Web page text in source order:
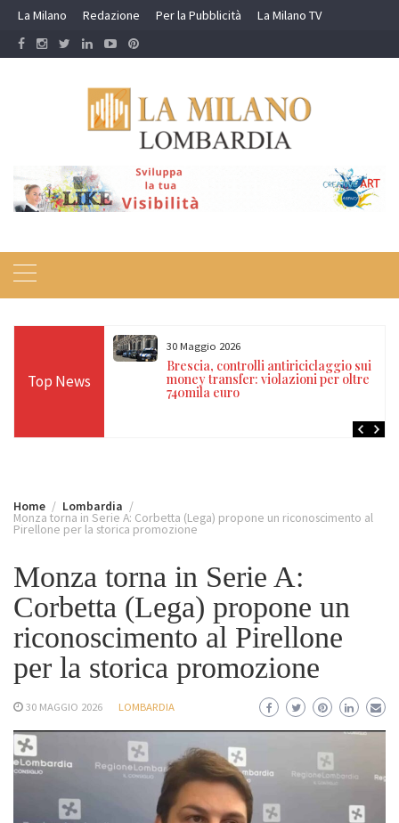
Skip
content
La Milano Redazione Per la Pubblicità La Milano TV
Top News
Carabinieri
30 Maggio 2026
Brescia, controlli antiriciclaggio sui
money transfer: violazioni per oltre
740mila euro
Home Lombardia
Monza torna in Serie A: Corbetta (Lega) propone un riconoscimento al
Pirellone per la storica promozione
Monza torna in Serie A:
Corbetta (Lega) propone un
riconoscimento al Pirellone
per la storica promozione
30 MAGGIO 2026 LOMBARDIA